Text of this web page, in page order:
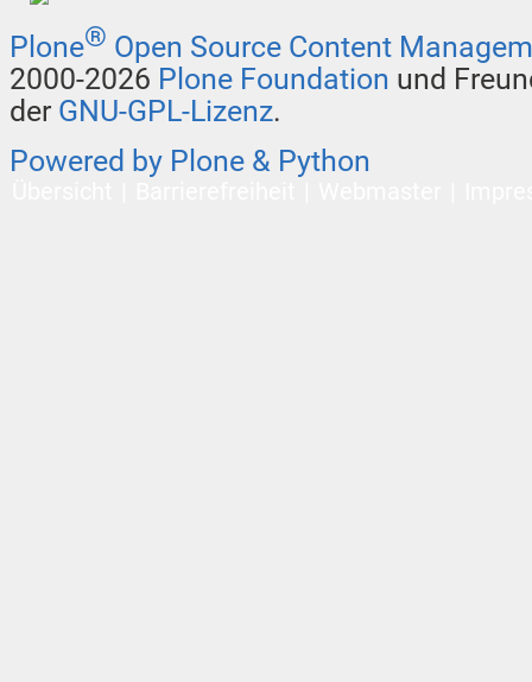
Plone® Open Source Content
2000-2026 Plone Foundation und
der GNU-GPL-Lizenz.
Powered by Plone & Python